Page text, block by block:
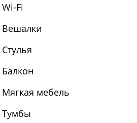
Wi-Fi
Вешалки
Стулья
Балкон
Мягкая мебель
Тумбы